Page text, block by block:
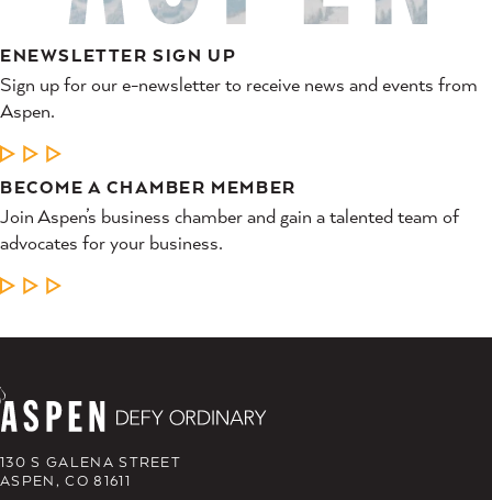
ENEWSLETTER SIGN UP
Sign up for our e-newsletter to receive news and events from
Aspen.
LEARN MORE
BECOME A CHAMBER MEMBER
Join Aspen’s business chamber and gain a talented team of
advocates for your business.
LEARN MORE
130 S GALENA STREET
ASPEN, CO 81611